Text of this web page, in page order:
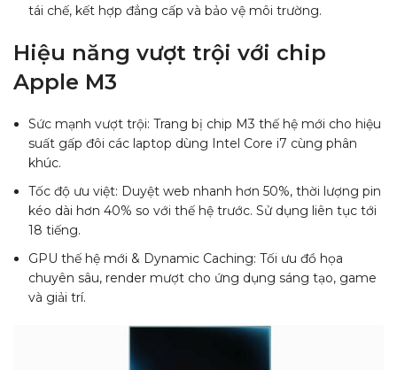
tái chế, kết hợp đẳng cấp và bảo vệ môi trường.
Hiệu năng vượt trội với chip
Apple M3
Sức mạnh vượt trội: Trang bị chip M3 thế hệ mới cho hiệu
suất gấp đôi các laptop dùng Intel Core i7 cùng phân
khúc.
Tốc độ ưu việt: Duyệt web nhanh hơn 50%, thời lượng pin
kéo dài hơn 40% so với thế hệ trước. Sử dụng liên tục tới
18 tiếng.
GPU thế hệ mới & Dynamic Caching: Tối ưu đồ họa
chuyên sâu, render mượt cho ứng dụng sáng tạo, game
và giải trí.